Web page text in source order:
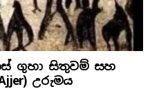
ගුහා සිතුවම් සහ
උරුමය